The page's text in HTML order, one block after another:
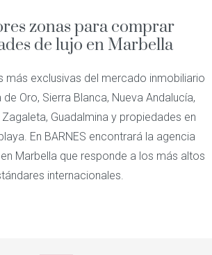
zonas para comprar
de lujo en Marbella
más exclusivas del mercado inmobiliario
de Oro, Sierra Blanca, Nueva Andalucía,
Guadalmina y propiedades en
En BARNES encontrará la agencia
Marbella que responde a los más altos
internacionales.